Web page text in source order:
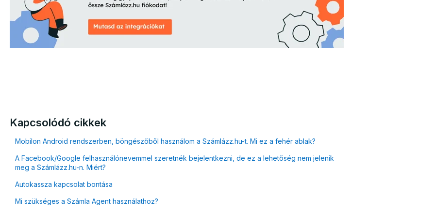
Kapcsolódó cikkek
Mobilon Android rendszerben, böngészőből használom a Számlázz.hu-t. Mi ez a fehér ablak?
A Facebook/Google felhasználónevemmel szeretnék bejelentkezni, de ez a lehetőség nem jelenik
meg a Számlázz.hu-n. Miért?
Autokassza kapcsolat bontása
Mi szükséges a Számla Agent használathoz?